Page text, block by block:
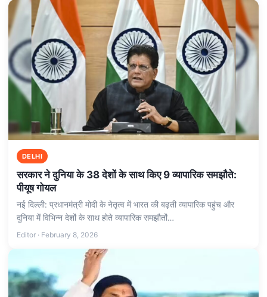
DELHI
सरकार ने दुनिया के 38 देशों के साथ किए 9 व्यापारिक समझौते:
पीयूष गोयल
नई दिल्ली: प्रधानमंत्री मोदी के नेतृत्व में भारत की बढ़ती व्यापारिक पहुंच और
दुनिया में विभिन्न देशों के साथ होते व्यापारिक समझौतों…
Editor · February 8, 2026